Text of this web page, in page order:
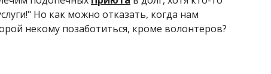
Но как можно отказать, когда нам
некому позаботиться, кроме волонтеров?